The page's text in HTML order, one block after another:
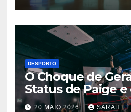
DESPORTO
O Choque de
Status de Paige
Chris Jericho na
20 MAIO 2026 SARAH